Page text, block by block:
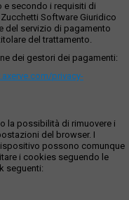
e secondo i requisiti di
Software Giuridico
del servizio di pagamento
del trattamento.
dei gestori dei pagamenti:
privacy-
la possibilità di rimuovere i
del browser. I
possono comunque
i cookies seguendo le
seguenti: